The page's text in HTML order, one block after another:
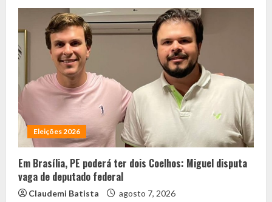
Eleições 2026
Em Brasília, PE poderá ter dois Coelhos: Miguel disputa
vaga de deputado federal
Claudemi Batista agosto 7, 2026